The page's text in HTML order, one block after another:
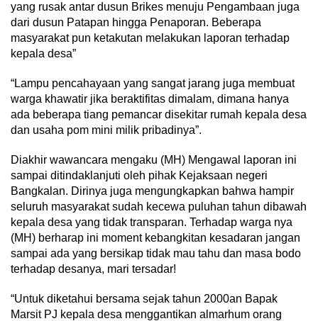
yang rusak antar dusun Brikes menuju Pengambaan juga
dari dusun Patapan hingga Penaporan. Beberapa
masyarakat pun ketakutan melakukan laporan terhadap
kepala desa”
“Lampu pencahayaan yang sangat jarang juga membuat
warga khawatir jika beraktifitas dimalam, dimana hanya
ada beberapa tiang pemancar disekitar rumah kepala desa
dan usaha pom mini milik pribadinya”.
Diakhir wawancara mengaku (MH) Mengawal laporan ini
sampai ditindaklanjuti oleh pihak Kejaksaan negeri
Bangkalan. Dirinya juga mengungkapkan bahwa hampir
seluruh masyarakat sudah kecewa puluhan tahun dibawah
kepala desa yang tidak transparan. Terhadap warga nya
(MH) berharap ini moment kebangkitan kesadaran jangan
sampai ada yang bersikap tidak mau tahu dan masa bodo
terhadap desanya, mari tersadar!
“Untuk diketahui bersama sejak tahun 2000an Bapak
Marsit PJ kepala desa menggantikan almarhum orang